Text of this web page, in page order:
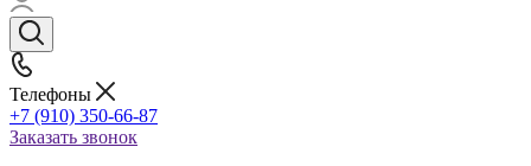
Телефоны
+7 (910) 350-66-87
Заказать звонок